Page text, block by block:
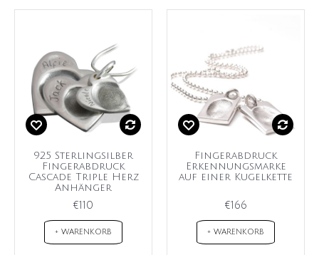
925 Sterlingsilber
Fingerabdruck
Cascade Triple Herz
Anhänger
€110
+ WARENKORB
Fingerabdruck
Erkennungsmarke
auf einer Kugelkette
€166
+ WARENKORB